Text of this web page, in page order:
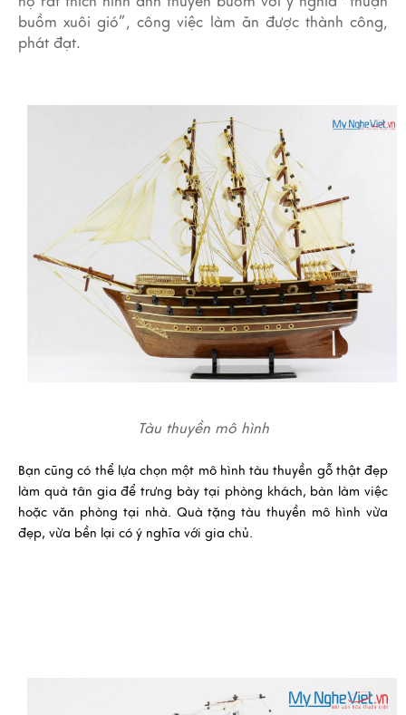
buồm xuôi gió”, công việc làm ăn được thành công,
phát đạt.
Tàu thuyền mô hình
Bạn cũng có thể lựa chọn một mô hình tàu thuyền gỗthật đẹp
làm quà tân gia để trưng bày tại phòng khách, bàn làm việc
hoặc văn phòng tại nhà. Quà tặngtàu thuyền mô hình vừa
đẹp, vừa bền lại có ý nghĩa với gia chủ.